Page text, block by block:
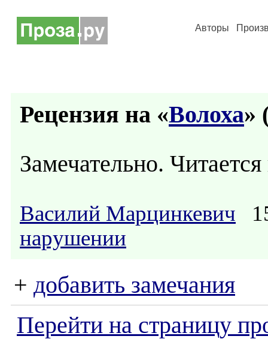
Авторы
Рецензия на «Волоха»
Замечательно.
Василий Марцинкевич
нарушении
+ добавить замечания
Перейти на страницу